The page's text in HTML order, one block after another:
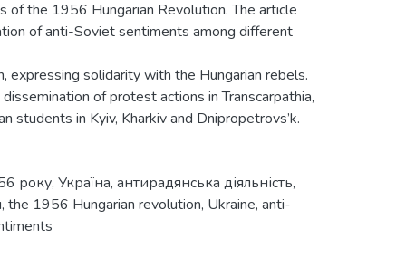
of the 1956 Hungarian Revolution. The article
of anti-Soviet sentiments among different
expressing solidarity with the Hungarian rebels.
of protest actions in Transcarpathia,
students in Kyiv, Kharkiv and Dnipropetrovs’k.
року, Україна, антирадянська діяльність,
, the 1956 Hungarian revolution, Ukraine, anti-